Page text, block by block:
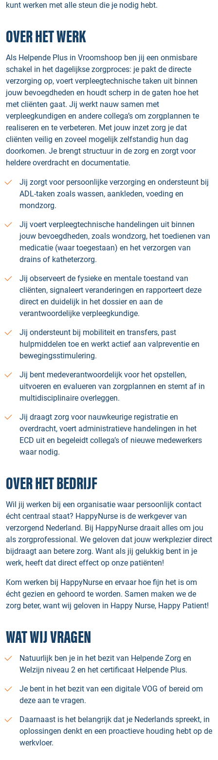
kunt werken met alle steun die je nodig hebt.
OVER HET WERK
Als Helpende Plus in Vroomshoop ben jij een onmisbare
schakel in het dagelijkse zorgproces: je pakt de directe
verzorging op, voert verpleegtechnische taken uit binnen
jouw bevoegdheden en houdt scherp in de gaten hoe het
met cliënten gaat. Jij werkt nauw samen met
verpleegkundigen en andere collega’s om zorgplannen te
realiseren en te verbeteren. Met jouw inzet zorg je dat
cliënten veilig en zoveel mogelijk zelfstandig hun dag
doorkomen. Je brengt structuur in de zorg en zorgt voor
heldere overdracht en documentatie.
Jij zorgt voor persoonlijke verzorging en ondersteunt bij
ADL-taken zoals wassen, aankleden, voeding en
mondzorg.
Jij voert verpleegtechnische handelingen uit binnen
jouw bevoegdheden, zoals wondzorg, het toedienen van
medicatie (waar toegestaan) en het verzorgen van
drains of katheterzorg.
Jij observeert de fysieke en mentale toestand van
cliënten, signaleert veranderingen en rapporteert deze
direct en duidelijk in het dossier en aan de
verantwoordelijke verpleegkundige.
Jij ondersteunt bij mobiliteit en transfers, past
hulpmiddelen toe en werkt actief aan valpreventie en
bewegingsstimulering.
Jij bent medeverantwoordelijk voor het opstellen,
uitvoeren en evalueren van zorgplannen en stemt af in
multidisciplinaire overleggen.
Jij draagt zorg voor nauwkeurige registratie en
overdracht, voert administratieve handelingen in het
ECD uit en begeleidt collega’s of nieuwe medewerkers
waar nodig.
OVER HET BEDRIJF
Wil jij werken bij een organisatie waar persoonlijk contact
écht centraal staat? HappyNurse is de werkgever van
verzorgend Nederland. Bij HappyNurse draait alles om jou
als zorgprofessional. We geloven dat jouw werkplezier direct
bijdraagt aan betere zorg. Want als jij gelukkig bent in je
werk, heeft dat direct effect op onze patiënten!
Kom werken bij HappyNurse en ervaar hoe fijn het is om
écht gezien en gehoord te worden. Samen maken we de
zorg beter, want wij geloven in Happy Nurse, Happy Patient!
WAT WIJ VRAGEN
Natuurlijk ben je in het bezit van Helpende Zorg en
Welzijn niveau 2 en het certificaat Helpende Plus.
Je bent in het bezit van een digitale VOG of bereid om
deze aan te vragen.
Daarnaast is het belangrijk dat je Nederlands spreekt, in
oplossingen denkt en een proactieve houding hebt op de
werkvloer.